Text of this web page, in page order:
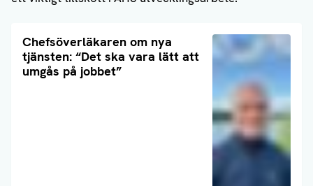
Chefsöverläkaren om nya
tjänsten: “Det ska vara lätt att
umgås på jobbet”
Läs artikel